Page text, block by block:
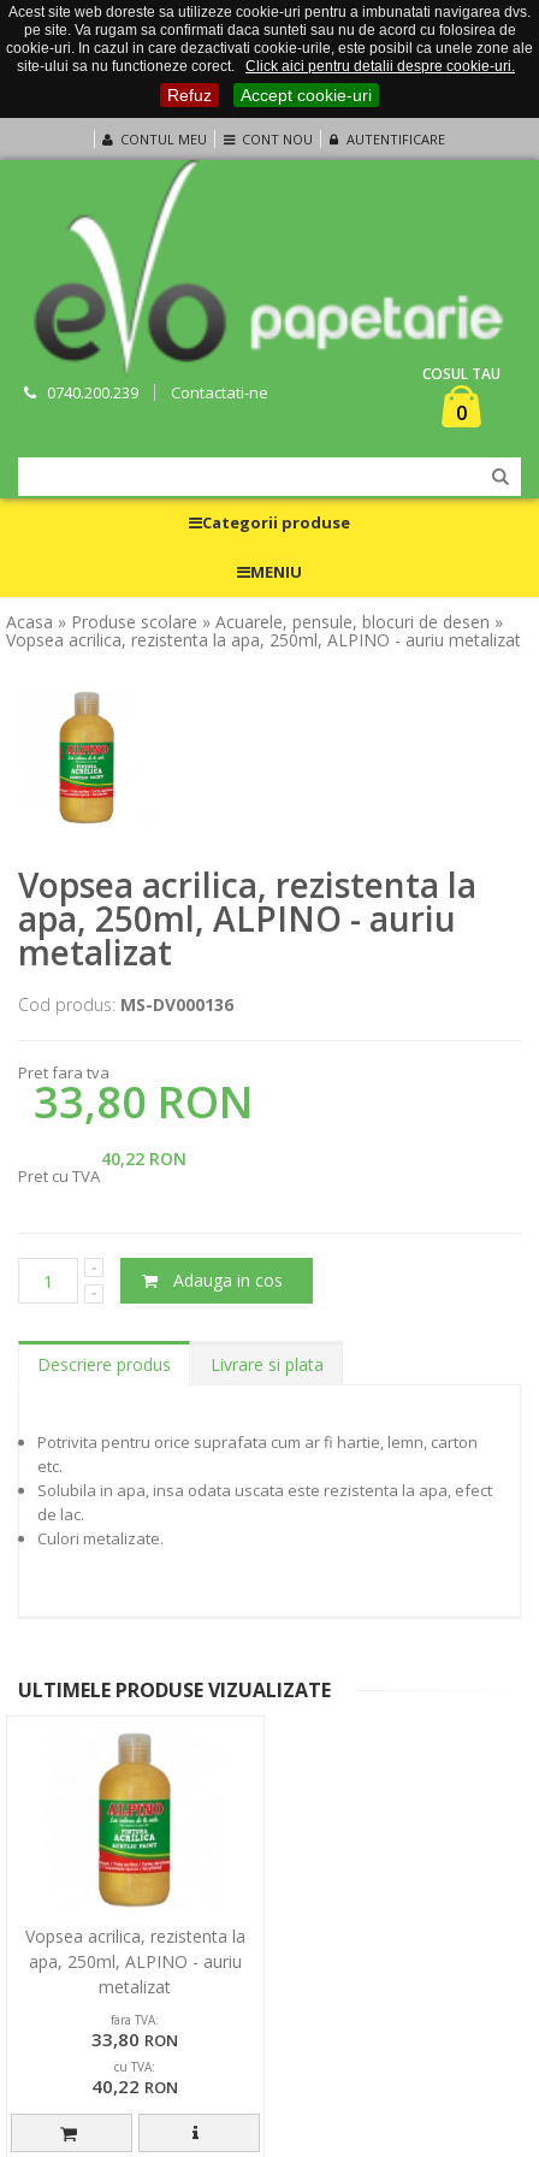
Acest site web doreste sa utilizeze cookie-uri pentru a imbunatati navigarea dvs.
pe site. Va rugam sa confirmati daca sunteti sau nu de acord cu folosirea de
cookie-uri. In cazul in care dezactivati cookie-urile, este posibil ca unele zone ale
site-ului sa nu functioneze corect.
Click aici pentru detalii despre cookie-uri.
Refuz Accept cookie-uri
CONTUL MEU CONT NOU AUTENTIFICARE
0740.200.239 Contactati-ne
COSUL TAU
0
Categorii produse
MENIU
Acasa » Produse scolare » Acuarele, pensule, blocuri de desen »
Vopsea acrilica, rezistenta la apa, 250ml, ALPINO - auriu metalizat
Vopsea acrilica, rezistenta la
apa, 250ml, ALPINO - auriu
metalizat
Cod produs: MS-DV000136
Pret fara tva
33,80 RON
40,22 RON
Pret cu TVA
Adauga in cos
Descriere produs Livrare si plata
Potrivita pentru orice suprafata cum ar fi hartie, lemn, carton
etc.
Solubila in apa, insa odata uscata este rezistenta la apa, efect
de lac.
Culori metalizate.
ULTIMELE PRODUSE VIZUALIZATE
Vopsea acrilica, rezistenta la
apa, 250ml, ALPINO - auriu
metalizat
fara TVA:
33,80 RON
cu TVA:
40,22 RON